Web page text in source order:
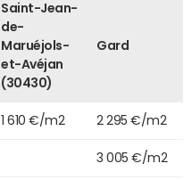
Saint-Jean-
de-
Maruéjols-
et-Avéjan
(30430)
Gard
1 610 €/m2 2 295 €/m2
3 005 €/m2